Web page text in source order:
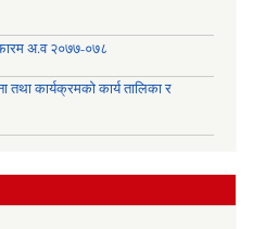
अ.व २०७७-०७८
तथा कार्यक्रमकाे कार्य तालिका र